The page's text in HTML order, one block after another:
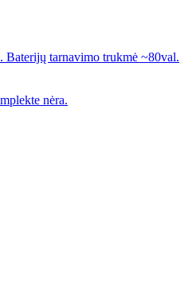
Baterijų tarnavimo trukmė ~80val.
nėra.